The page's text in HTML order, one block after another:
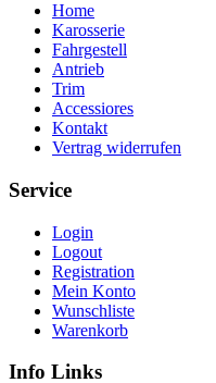
Home
Karosserie
Fahrgestell
Antrieb
Trim
Accessiores
Kontakt
Vertrag widerrufen
Service
Login
Logout
Registration
Mein Konto
Wunschliste
Warenkorb
Info Links